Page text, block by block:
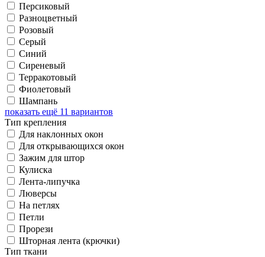
Персиковый
Разноцветный
Розовый
Серый
Синий
Сиреневый
Терракотовый
Фиолетовый
Шампань
показать ещё 11 вариантов
Тип крепления
Для наклонных окон
Для открывающихся окон
Зажим для штор
Кулиска
Лента-липучка
Люверсы
На петлях
Петли
Прорези
Шторная лента (крючки)
Тип ткани